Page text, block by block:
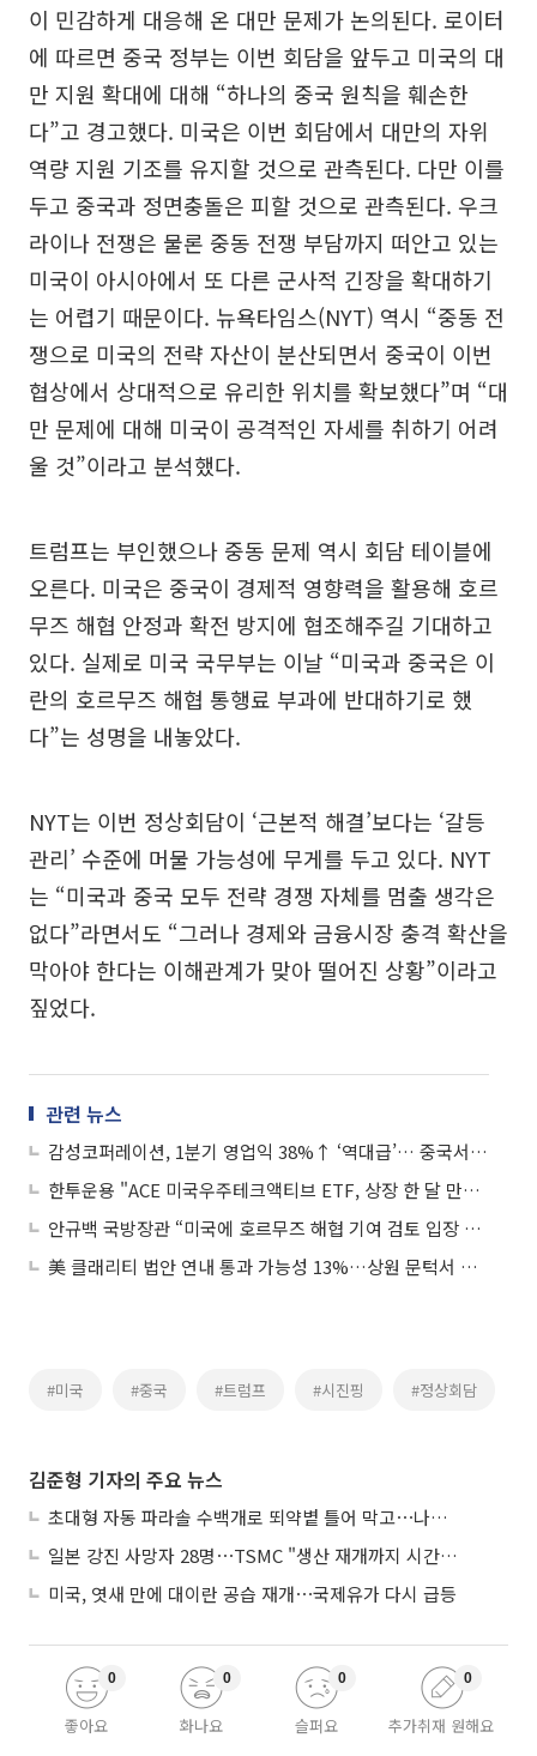
이 민감하게 대응해 온 대만 문제가 논의된다. 로이터
에 따르면 중국 정부는 이번 회담을 앞두고 미국의 대
만 지원 확대에 대해 “하나의 중국 원칙을 훼손한
다”고 경고했다. 미국은 이번 회담에서 대만의 자위
역량 지원 기조를 유지할 것으로 관측된다. 다만 이를
두고 중국과 정면충돌은 피할 것으로 관측된다. 우크
라이나 전쟁은 물론 중동 전쟁 부담까지 떠안고 있는
미국이 아시아에서 또 다른 군사적 긴장을 확대하기
는 어렵기 때문이다. 뉴욕타임스(NYT) 역시 “중동 전
쟁으로 미국의 전략 자산이 분산되면서 중국이 이번
협상에서 상대적으로 유리한 위치를 확보했다”며 “대
만 문제에 대해 미국이 공격적인 자세를 취하기 어려
울 것”이라고 분석했다.
트럼프는 부인했으나 중동 문제 역시 회담 테이블에
오른다. 미국은 중국이 경제적 영향력을 활용해 호르
무즈 해협 안정과 확전 방지에 협조해주길 기대하고
있다. 실제로 미국 국무부는 이날 “미국과 중국은 이
란의 호르무즈 해협 통행료 부과에 반대하기로 했
다”는 성명을 내놓았다.
NYT는 이번 정상회담이 ‘근본적 해결’보다는 ‘갈등
관리’ 수준에 머물 가능성에 무게를 두고 있다. NYT
는 “미국과 중국 모두 전략 경쟁 자체를 멈출 생각은
없다”라면서도 “그러나 경제와 금융시장 충격 확산을
막아야 한다는 이해관계가 맞아 떨어진 상황”이라고
짚었다.
관련 뉴스
감성코퍼레이션, 1분기 영업익 38%↑ ‘역대급’… 중국서 ‘K아웃도어’ 돌풍
한투운용 "ACE 미국우주테크액티브 ETF, 상장 한 달 만에 순자산 2000억원 돌파"
안규백 국방장관 “미국에 호르무즈 해협 기여 검토 입장 전달”
美 클래리티 법안 연내 통과 가능성 13%…상원 문턱서 제동
#미국 #중국 #트럼프 #시진핑 #정상회담
김준형 기자의 주요 뉴스
초대형 자동 파라솔 수백개로 뙤약볕 틀어 막고⋯나라별 폭염 생존법
일본 강진 사망자 28명⋯TSMC "생산 재개까지 시간 필요해"
미국, 엿새 만에 대이란 공습 재개⋯국제유가 다시 급등
좋아요
0
화나요
0
슬퍼요
0
추가취재 원해요
0